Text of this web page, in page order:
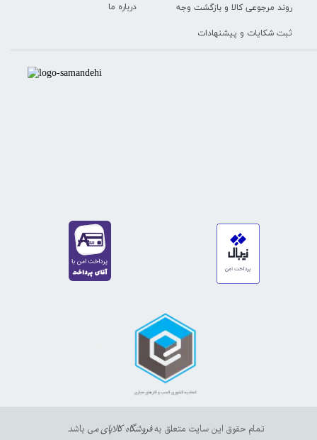
تمام حقوق این سایت متعلق بهفروشگاه کالاپای می باشد.
روند مرجوعی کالا و بازگشت وجه
ثبت شکایات و پیشنهادات
درباره ما